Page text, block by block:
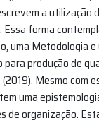
a utilização
forma
uma Metodologia
produção de
Mesmo com
uma
de organização.